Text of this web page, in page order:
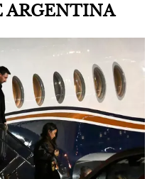
ARGENTINA